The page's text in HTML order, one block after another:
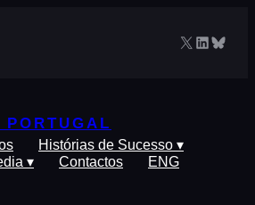
X LinkedIn
PORTUGAL
Histórias de Sucesso ▾
▾ Contactos ENG